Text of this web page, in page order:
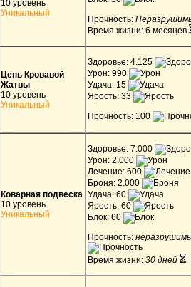
10 уровень
Уникальный
Прочность:
Время жизни: 6 месяцев
Цепь Кровавой
Жатвы
10 уровень
Уникальный
Здоровье: 4.125
Урон: 990
Удача: 15
Ярость: 33
Прочность: 100
Коварная подвеска
10 уровень
Уникальный
Здоровье: 7.000
Урон: 2.000
Лечение: 600
Броня: 2.000
Удача: 60
Ярость: 60
Блок: 60
Прочность:
Время жизни: 30 дней